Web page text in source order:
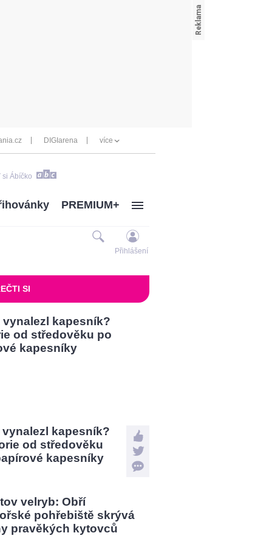
DIGIarena více
si Ábíčko
PREMIUM+
Přihlášení
SI
vynalezl kapesník?
od středověku
kapesníky